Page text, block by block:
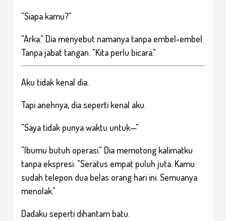
"Siapa kamu?"
"Arka." Dia menyebut namanya tanpa embel-embel.
Tanpa jabat tangan. "Kita perlu bicara."
Aku tidak kenal dia.
Tapi anehnya, dia seperti kenal aku.
"Saya tidak punya waktu untuk—"
"Ibumu butuh operasi." Dia memotong kalimatku
tanpa ekspresi. "Seratus empat puluh juta. Kamu
sudah telepon dua belas orang hari ini. Semuanya
menolak."
Dadaku seperti dihantam batu.